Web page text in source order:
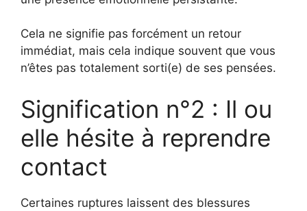
Cela ne signifie pas forcément un retour
immédiat, mais cela indique souvent que vous
n’êtes pas totalement sorti(e) de ses pensées.
Signification n°2 : Il ou
elle hésite à reprendre
contact
Certaines ruptures laissent des blessures